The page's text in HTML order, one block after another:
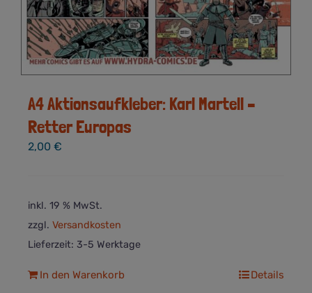
A4 Aktionsaufkleber: Karl Martell –
Retter Europas
2,00 €
inkl. 19 % MwSt.
zzgl. Versandkosten
Lieferzeit: 3-5 Werktage
In den Warenkorb Details